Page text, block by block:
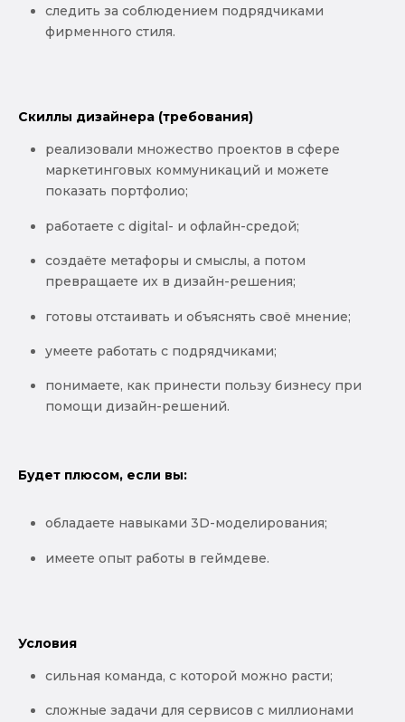
следить за соблюдением подрядчиками
фирменного стиля.
Скиллы дизайнера (требования)
реализовали множество проектов в сфере
маркетинговых коммуникаций и можете
показать портфолио;
работаете с digital- и офлайн-средой;
создаёте метафоры и смыслы, а потом
превращаете их в дизайн-решения;
готовы отстаивать и объяснять своё мнение;
умеете работать с подрядчиками;
понимаете, как принести пользу бизнесу при
помощи дизайн-решений.
Будет плюсом, если вы:
обладаете навыками 3D-моделирования;
имеете опыт работы в геймдеве.
Условия
сильная команда, с которой можно расти;
сложные задачи для сервисов с миллионами